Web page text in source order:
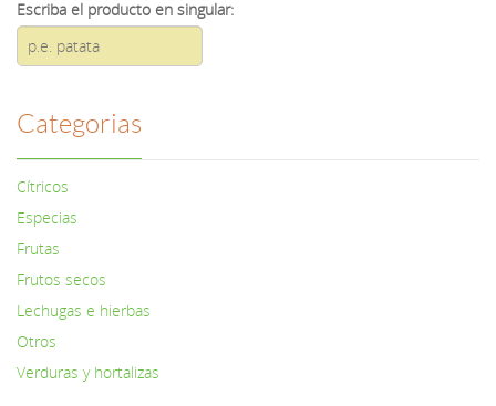
Escriba el producto en singular:
Categorias
Cítricos
Especias
Frutas
Frutos secos
Lechugas e hierbas
Otros
Verduras y hortalizas